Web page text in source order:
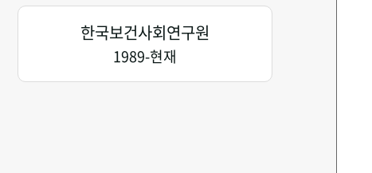
한국보건사회연구원
1989-현재